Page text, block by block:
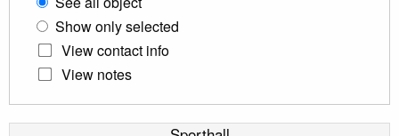
Show only selected
View contact info
View notes